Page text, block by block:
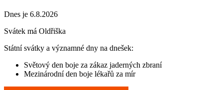
Dnes je 6.8.2026
Svátek má Oldřiška
Státní svátky a významné dny na dnešek:
Světový den boje za zákaz jaderných zbraní
Mezinárodní den boje lékařů za mír